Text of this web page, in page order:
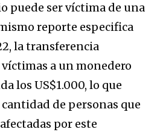
puede ser víctima de una
reporte especifica
la transferencia
a un monedero
los US$1.000, lo que
de personas que
por este